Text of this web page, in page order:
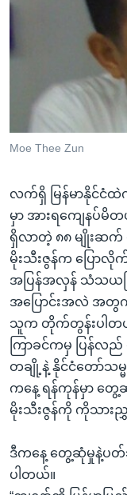
ညွန်း
စာမျက်နှာ
ကြည့်
ရှာဖွေ
ရန်
နေရာ
သို့
ကျော်
ရန်
ရုပ်ရှင်ထဲက အင်္ဂလိပ်စ
သုတပဒေသာ အင်္ဂလိပ်
ရေဒီယို/တီဗွီအစီအစ
Learning English
ဗွီအိုအေ လူမှုကွန်ယက်မျ
ဘာသာစကားများ
Moe Thee Zun
လက်ရှိ မြန်မာနိုင်ငံထဲ
မှာ အားရကျေနပ်မိ
ရှိလာတဲ့ ၈၈ မျိုးဆက်
မိုးသီးဇွန်က ပြောလို
အပြန်အလှန် သံသယဖ
အပြောင်းအလဲ အတွ
သူက တိုက်တွန်းပါတယ်
ကြာခင်ကမှ ပြန်လ
တချို့နဲ့ နိုင်ငံတော်သမ္
ကနေ့ ရန်ကုန်မှာ တွေ့
မိုးသီးဇွန်ကို ကိုသား
ဒီကနေ့ တွေ့ဆုံမှုနဲ့ပတ်
ပါတယ်။